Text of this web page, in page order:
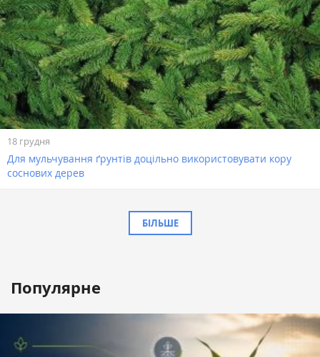
18 грудня
Для мульчування ґрунтів доцільно використовувати кору
соснових дерев
БІЛЬШЕ
Популярне